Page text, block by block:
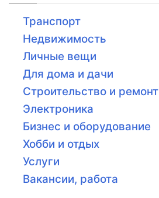
Транспорт
Недвижимость
Личные вещи
Для дома и дачи
Строительство и ремонт
Электроника
Бизнес и оборудование
Хобби и отдых
Услуги
Вакансии, работа